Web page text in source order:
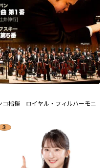
コ指揮 ロイヤル・フィルハーモニ